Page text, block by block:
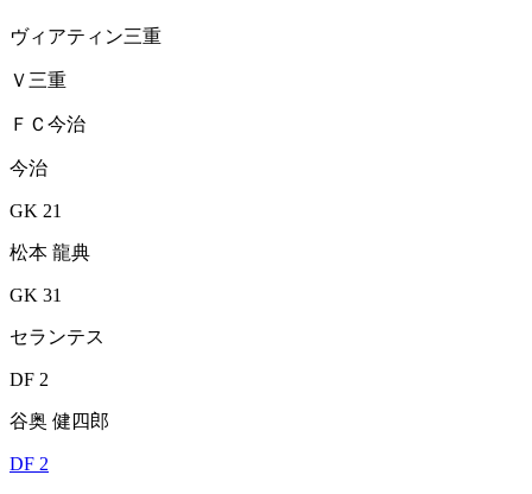
ヴィアティン三重
Ｖ三重
ＦＣ今治
今治
GK 21
松本 龍典
GK 31
セランテス
DF 2
谷奥 健四郎
DF 2